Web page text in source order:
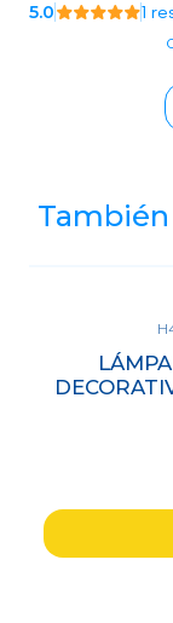
5.0 1